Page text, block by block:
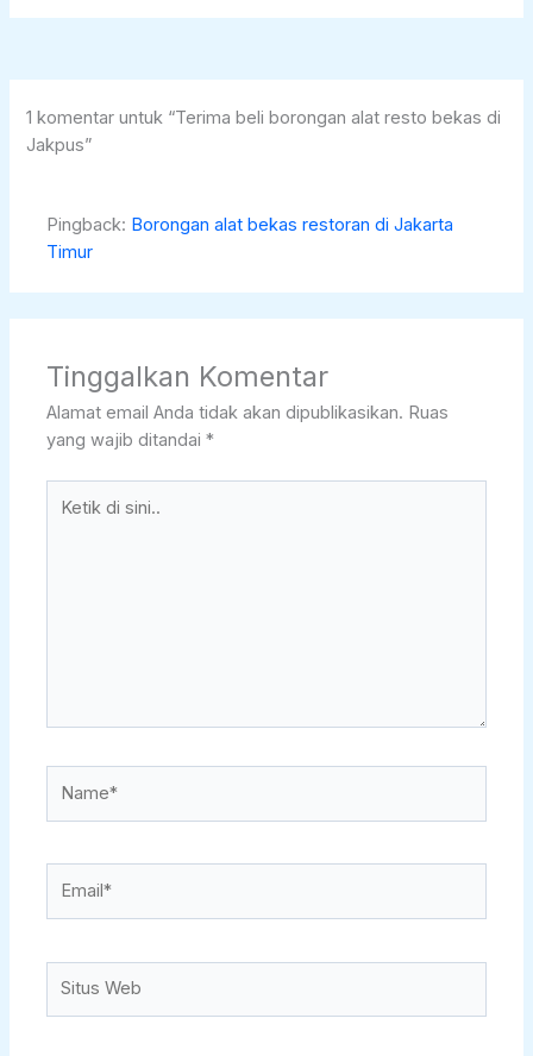
1 komentar untuk “Terima beli borongan alat resto bekas di
Jakpus”
Pingback: Borongan alat bekas restoran di Jakarta
Timur
Tinggalkan Komentar
Alamat email Anda tidak akan dipublikasikan. Ruas
yang wajib ditandai*
Web